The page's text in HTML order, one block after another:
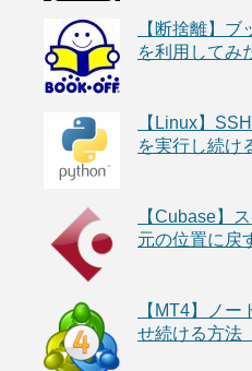
【断捨離】
を利用してみ
【Linux】
を実行し続け
【Cubase】
元の位置に戻
【MT4】ノ
せ続ける方法